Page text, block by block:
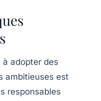
adopter des
ambitieuses est
responsables